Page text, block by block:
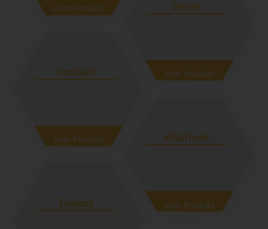
zum Produkt
Combivit
zum Produkt
Desan
zum Produkt
TriplexS
VitalTrunk
zum Produkt